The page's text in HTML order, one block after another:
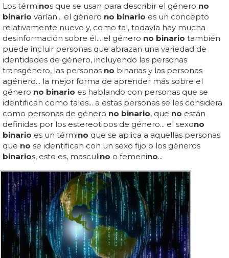
Los términos que se usan para describir el género no
binario varían... el género no binario es un concepto
relativamente nuevo y, como tal, todavía hay mucha
desinformación sobre él... el género no binario también
puede incluir personas que abrazan una variedad de
identidades de género, incluyendo las personas
transgénero, las personas no binarias y las personas
agénero... la mejor forma de aprender más sobre el
género no binario es hablando con personas que se
identifican como tales... a estas personas se les considera
como personas de género no binario, que no están
definidas por los estereotipos de género... el sexono
binario es un término que se aplica a aquellas personas
que no se identifican con un sexo fijo o los géneros
binarios, esto es, masculino o femenino...